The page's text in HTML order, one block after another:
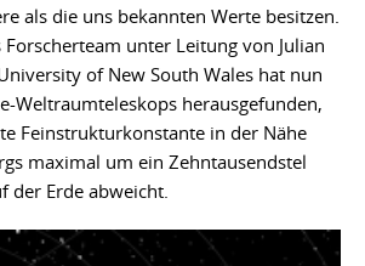
als die uns bekannten Werte besitzen.
unter Leitung von Julian
of New South Wales hat nun
Weltraumteleskops herausgefunden,
Feinstrukturkonstante in der Nähe
maximal um ein Zehntausendstel
der Erde abweicht.